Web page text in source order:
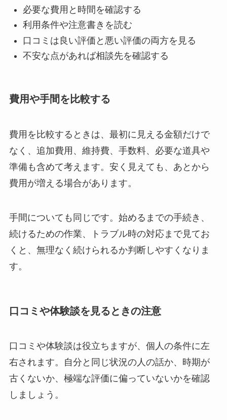
必要な費用と時間を確認する
利用条件や注意書きを読む
口コミは良い評価と悪い評価の両方を見る
不安な点があれば相談先を確認する
費用や手間を比較する
費用を比較するときは、最初に見える金額だけで
なく、追加費用、維持費、手数料、必要な道具や
準備も含めて考えます。安く見えても、あとから
費用が増える場合があります。
手間についても同じです。始めるまでの手続き、
続けるための作業、トラブル時の対応まで見てお
くと、無理なく続けられるか判断しやすくなりま
す。
口コミや体験談を見るときの注意
口コミや体験談は役立ちますが、個人の条件に左
右されます。自分と同じ状況の人の話か、時期が
古くないか、極端な評価に偏っていないかを確認
しましょう。